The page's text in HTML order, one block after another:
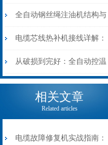
阻”到“波形特征”的精准诊
断逻辑
动电缆修复机的快速换型逻
辑
全自动钢丝绳注油机结构与
工作原理：揭秘高效润滑的
机械密码
电缆芯线热补机接线详解：
从入门到精通
从破损到完好：全自动控温
电缆热补机的核心价值
相关文章
Related articles
电缆故障修复机实战指南：